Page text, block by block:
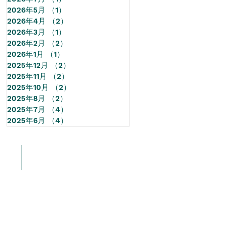
2026年5月
（1）
2026年4月
（2）
2026年3月
（1）
2026年2月
（2）
2026年1月
（1）
2025年12月
（2）
2025年11月
（2）
2025年10月
（2）
2025年8月
（2）
2025年7月
（4）
2025年6月
（4）